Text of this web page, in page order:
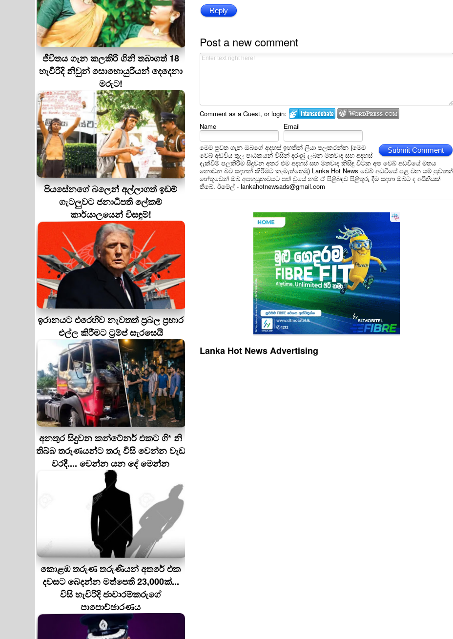
ජීවිතය ගැන කලකිරී ගිනි තබාගත් 18
හැවිරිදි නිවුන් සොහොයුරියන් දෙදෙනා
මරුට!
පියසේනගේ බලෙන් අල්ලාගත් ඉඩම්
ගැටලුවට ජනාධිපති ලේකම්
කාර්යාලයෙන් විසඳුම්!
ඉරානයට එරෙහිව නැවතත් ප්‍රබල ප්‍රහාර
එල්ල කිරීමට ට්‍රම්ප් සැරසෙයි
අනතුර සිදුවන කන්ටේනර් එකට ගි* නි
තිබ්බ තරුණයන්ට තරු විසි වෙන්න වැඩ
වරදී.... වෙන්න යන දේ මෙන්න
කොළඹ තරුණ තරුණියන් අතරේ එක
දවසට බෙදන්න මත්පෙති 23,000ක්...
විසි හැවිරිදි ජාවාරම්කරුගේ
පාපොච්ඡාරණය
Reply
Post a new comment
Comment as a Guest, or login:
Name
Email
Submit Comment
මෙම පුවත ගැන ඔබගේ අදහස් ඉහතින් ලියා පලකරන්න (මෙම
වෙබ් අඩවිය තුල පාඨකයන් විසින් දරණු ලබන මතවාද සහ අදහස්
දැක්වීම් පලකිරීම සිදුවන අතර එම අදහස් සහ මතවාද කිසිඳු විටක අප වෙබ් අඩවියේ මතය
නොවන බව සඳහන් කිරීමට කැමැත්තෙමු) Lanka Hot News වෙබ් අඩවියේ පළ වන යම් පුවතක්
හේතුවෙන් ඔබ අපහසුතාවයට පත් වුයේ නම් ඒ පිළිබඳව පිළිතුරු දීම සඳහා ඔබට ද අයිතියක්
තිබේ. ඊමේල් - lankahotnewsads@gmail.com
Lanka Hot News Advertising